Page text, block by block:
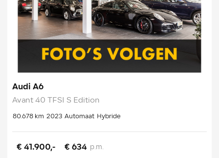
Audi A6
Avant 40 TFSI S Edition
80.678 km 2023 Automaat Hybride
€ 41.900,- € 634 p.m.